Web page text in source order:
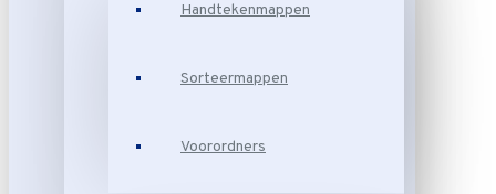
Handtekenmappen
Sorteermappen
Voorordners